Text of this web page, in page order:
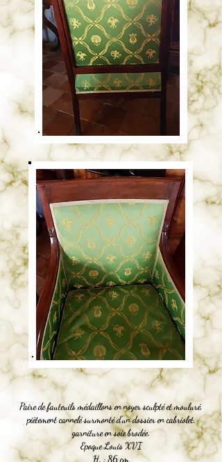
Paire de fauteuils médaillons en noyer sculpté et mouluré,
piètement cannelé surmonté d'un dossier en cabriolet,
garniture en soie brodée.
Epoque Louis XVI
H. : 86 cm